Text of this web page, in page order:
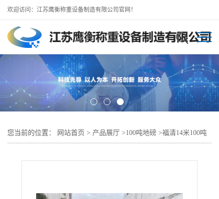
欢迎访问：江苏鹰衡称重设备制造有限公司官网！
您当前的位置： 网站首页 > 产品展厅 >100吨地磅 >福清14米100吨